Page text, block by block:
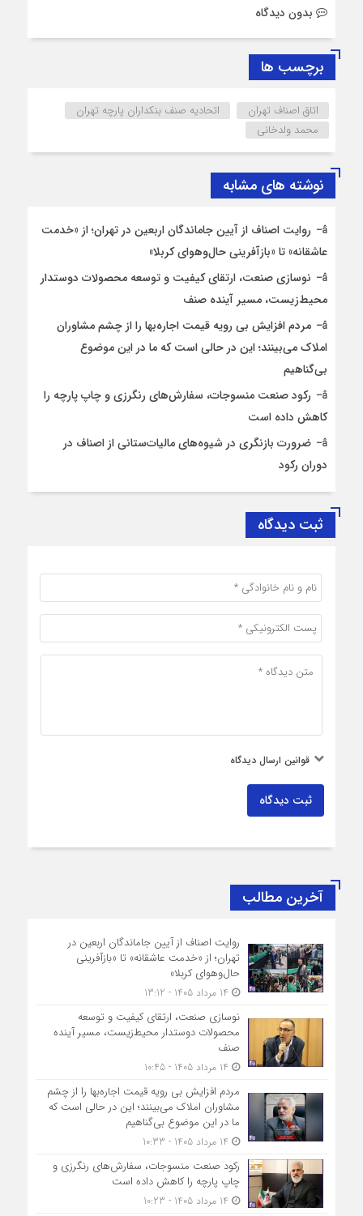
بدون دیدگاه
برچسب ها
اتاق اصناف تهران
اتحادیه صنف بنکداران پارچه تهران
محمد ولدخانی
نوشته های مشابه
روایت اصناف از آیین جاماندگان اربعین در تهران؛ از «خدمت
عاشقانه» تا «بازآفرینی حال‌وهوای کربلا»
نوسازی صنعت، ارتقای کیفیت و توسعه محصولات دوستدار
محیط‌زیست، مسیر آینده صنف
مردم افزایش بی رویه قیمت اجاره‌بها را از چشم مشاوران
املاک می‌بینند؛ این در حالی است که ما در این موضوع
بی‌گناهیم
رکود صنعت منسوجات، سفارش‌های رنگرزی و چاپ پارچه را
کاهش داده است
ضرورت بازنگری در شیوه‌های مالیات‌ستانی از اصناف در
دوران رکود
ثبت دیدگاه
قوانین ارسال دیدگاه
ثبت دیدگاه
آخرین مطالب
روایت اصناف از آیین جاماندگان اربعین در
تهران؛ از «خدمت عاشقانه» تا «بازآفرینی
حال‌وهوای کربلا»
نوسازی صنعت، ارتقای کیفیت و توسعه
محصولات دوستدار محیط‌زیست، مسیر آینده
صنف
مردم افزایش بی رویه قیمت اجاره‌بها را از چشم
مشاوران املاک می‌بینند؛ این در حالی است که
ما در این موضوع بی‌گناهیم
رکود صنعت منسوجات، سفارش‌های رنگرزی و
چاپ پارچه را کاهش داده است